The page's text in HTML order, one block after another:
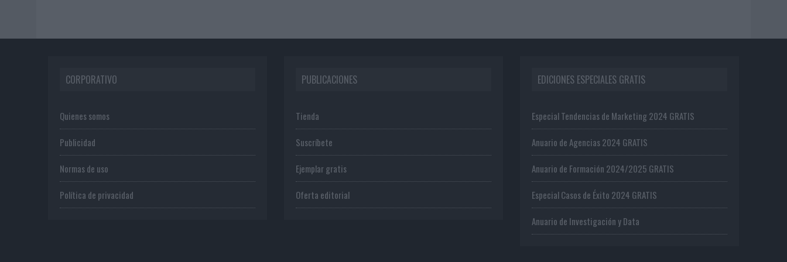
CORPORATIVO
Quienes somos
Publicidad
Normas de uso
Política de privacidad
PUBLICACIONES
Tienda
Suscríbete
Ejemplar gratis
Oferta editorial
EDICIONES ESPECIALES GRATIS
Especial Tendencias de Marketing 2024 GRATIS
Anuario de Agencias 2024 GRATIS
Anuario de Formación 2024/2025 GRATIS
Especial Casos de Éxito 2024 GRATIS
Anuario de Investigación y Data